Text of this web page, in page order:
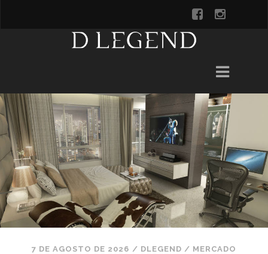
7 DE AGOSTO DE 2026 / DLEGEND / MERCADO